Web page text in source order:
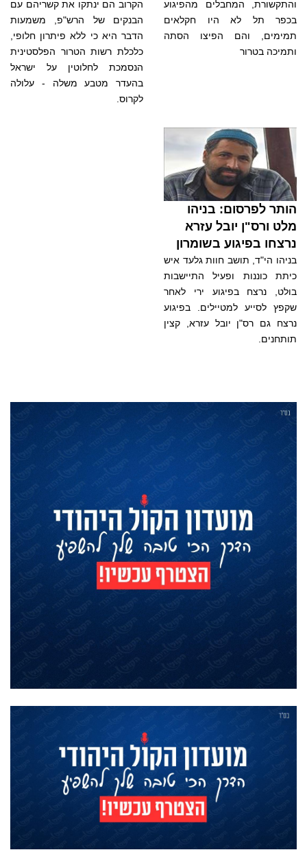
והתקשורת, המחבלים מהפיגוע
בכפר תל לא היו חקלאים
תמימים, והם הפיצו הסתה
ותמיכה בטרור
הקרוב הם ינתקו את קשריהם עם
הבנקים של הרש"פ, משמעות
הדבר היא כי ללא פיתרון חלופי,
כלכלת רשות הטרור הפלסטינית
הנסמכת לחלוטין על ישראל
בהעדר מטבע משלה - עלולה
לקרוס.
הותר לפרסום: בניהו
מלט ורס"ן יובל עזרא
נרצחו בפיגוע בשומרון
בניהו הי"ד, תושב חוות גלעד איש
כיתת כוננות ופעיל התיישבות
בולט, נרצח בפיגוע ירי לאחר
שקפץ לסייע למטיילים. בפיגוע
נרצח גם רס"ן יובל עזרא, קצין
תותחנים.